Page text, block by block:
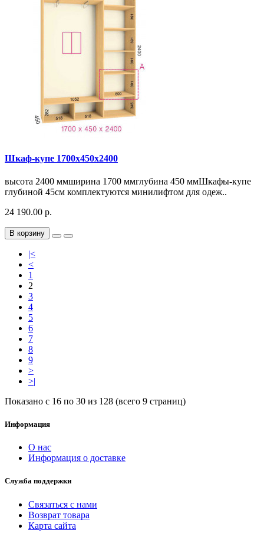
Шкаф-купе 1700х450х2400
высота 2400 ммширина 1700 ммглубина 450 ммШкафы-купе
глубиной 45см комплектуются минилифтом для одеж..
24 190.00 р.
В корзину
|<
<
1
2
3
4
5
6
7
8
9
>
>|
Показано с 16 по 30 из 128 (всего 9 страниц)
Информация
О нас
Информация о доставке
Служба поддержки
Связаться с нами
Возврат товара
Карта сайта